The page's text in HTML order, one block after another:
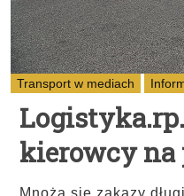
Transport w mediach
kierowcy
Mnożą się zakazy